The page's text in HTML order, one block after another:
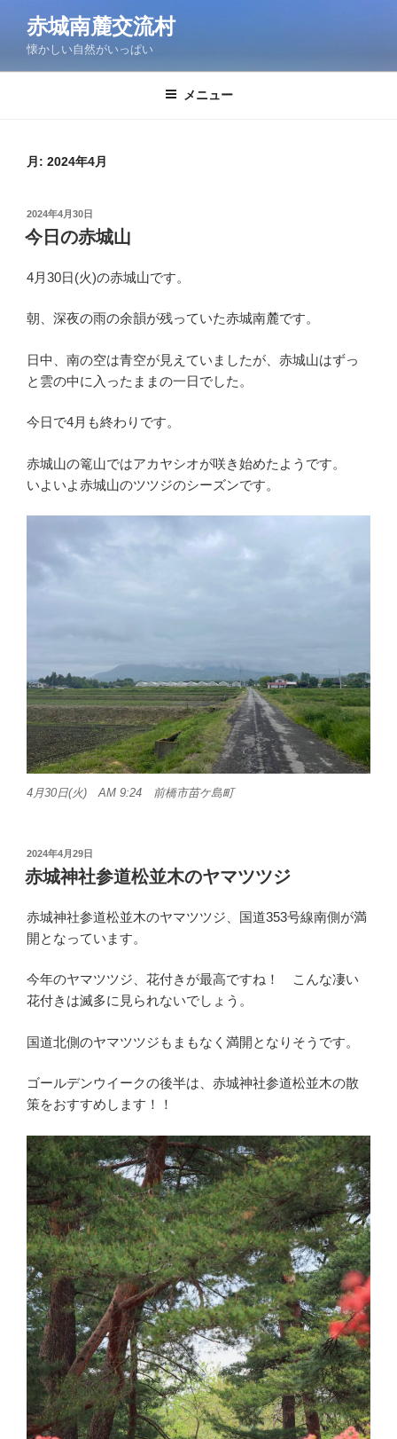
ン
赤城南麓交流村
懐かしい自然がいっぱい
メニュー
月: 2024年4月
投
稿
日:
2024年4月30日
今日の赤城山
4月30日(火)の赤城山です。
朝、深夜の雨の余韻が残っていた赤城南麓です。
日中、南の空は青空が見えていましたが、赤城山はずっ
と雲の中に入ったままの一日でした。
今日で4月も終わりです。
赤城山の篭山ではアカヤシオが咲き始めたようです。
いよいよ赤城山のツツジのシーズンです。
4月30日(火) AM 9:24 前橋市苗ケ島町
投
稿
日:
2024年4月29日
赤城神社参道松並木のヤマツツジ
赤城神社参道松並木のヤマツツジ、国道353号線南側が満
開となっています。
今年のヤマツツジ、花付きが最高ですね！ こんな凄い
花付きは滅多に見られないでしょう。
国道北側のヤマツツジもまもなく満開となりそうです。
ゴールデンウイークの後半は、赤城神社参道松並木の散
策をおすすめします！！